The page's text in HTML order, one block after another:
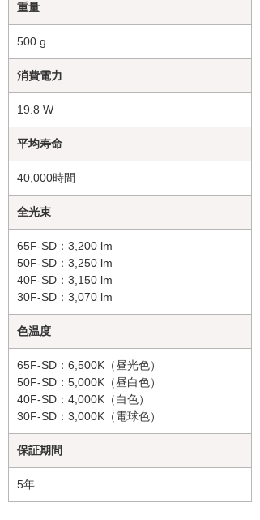
重量
500 g
消費電力
19.8 W
平均寿命
40,000時間
全光束
65F-SD：3,200 lm
50F-SD：3,250 lm
40F-SD：3,150 lm
30F-SD：3,070 lm
色温度
65F-SD：6,500K（昼光色）
50F-SD：5,000K（昼白色）
40F-SD：4,000K（白色）
30F-SD：3,000K（電球色）
保証期間
5年